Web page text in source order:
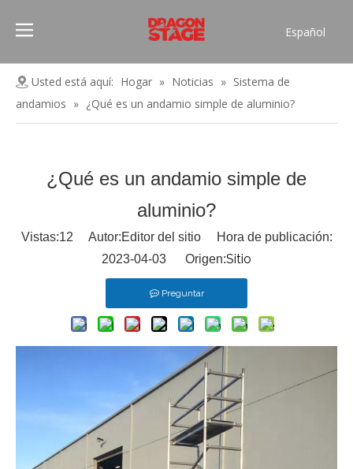
Español
Pусский
Français
العربية
English
Usted está aquí: Hogar » Noticias » Sistema de
andamios » ¿Qué es un andamio simple de aluminio?
¿Qué es un andamio simple de
aluminio?
Vistas:12 Autor:Editor del sitio Hora de publicación:
2023-04-03 Origen:Sitio
Preguntar